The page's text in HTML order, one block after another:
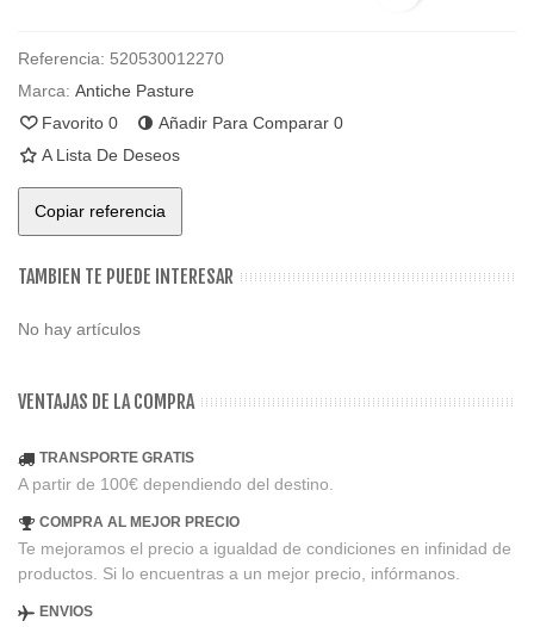
Referencia: 520530012270
Marca: Antiche Pasture
Favorito 0 Añadir Para Comparar 0
A Lista De Deseos
Copiar referencia
TAMBIEN TE PUEDE INTERESAR
No hay artículos
VENTAJAS DE LA COMPRA
TRANSPORTE GRATIS
A partir de 100€ dependiendo del destino.
COMPRA AL MEJOR PRECIO
Te mejoramos el precio a igualdad de condiciones en infinidad de
productos. Si lo encuentras a un mejor precio, infórmanos.
ENVIOS